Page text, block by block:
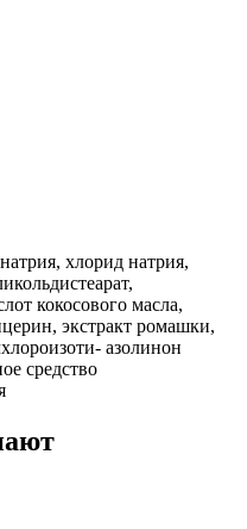
хлорид натрия,
кокосового масла,
экстракт ромашки,
азолинон
средство